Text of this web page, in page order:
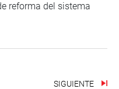
reforma del sistema
SIGUIENTE